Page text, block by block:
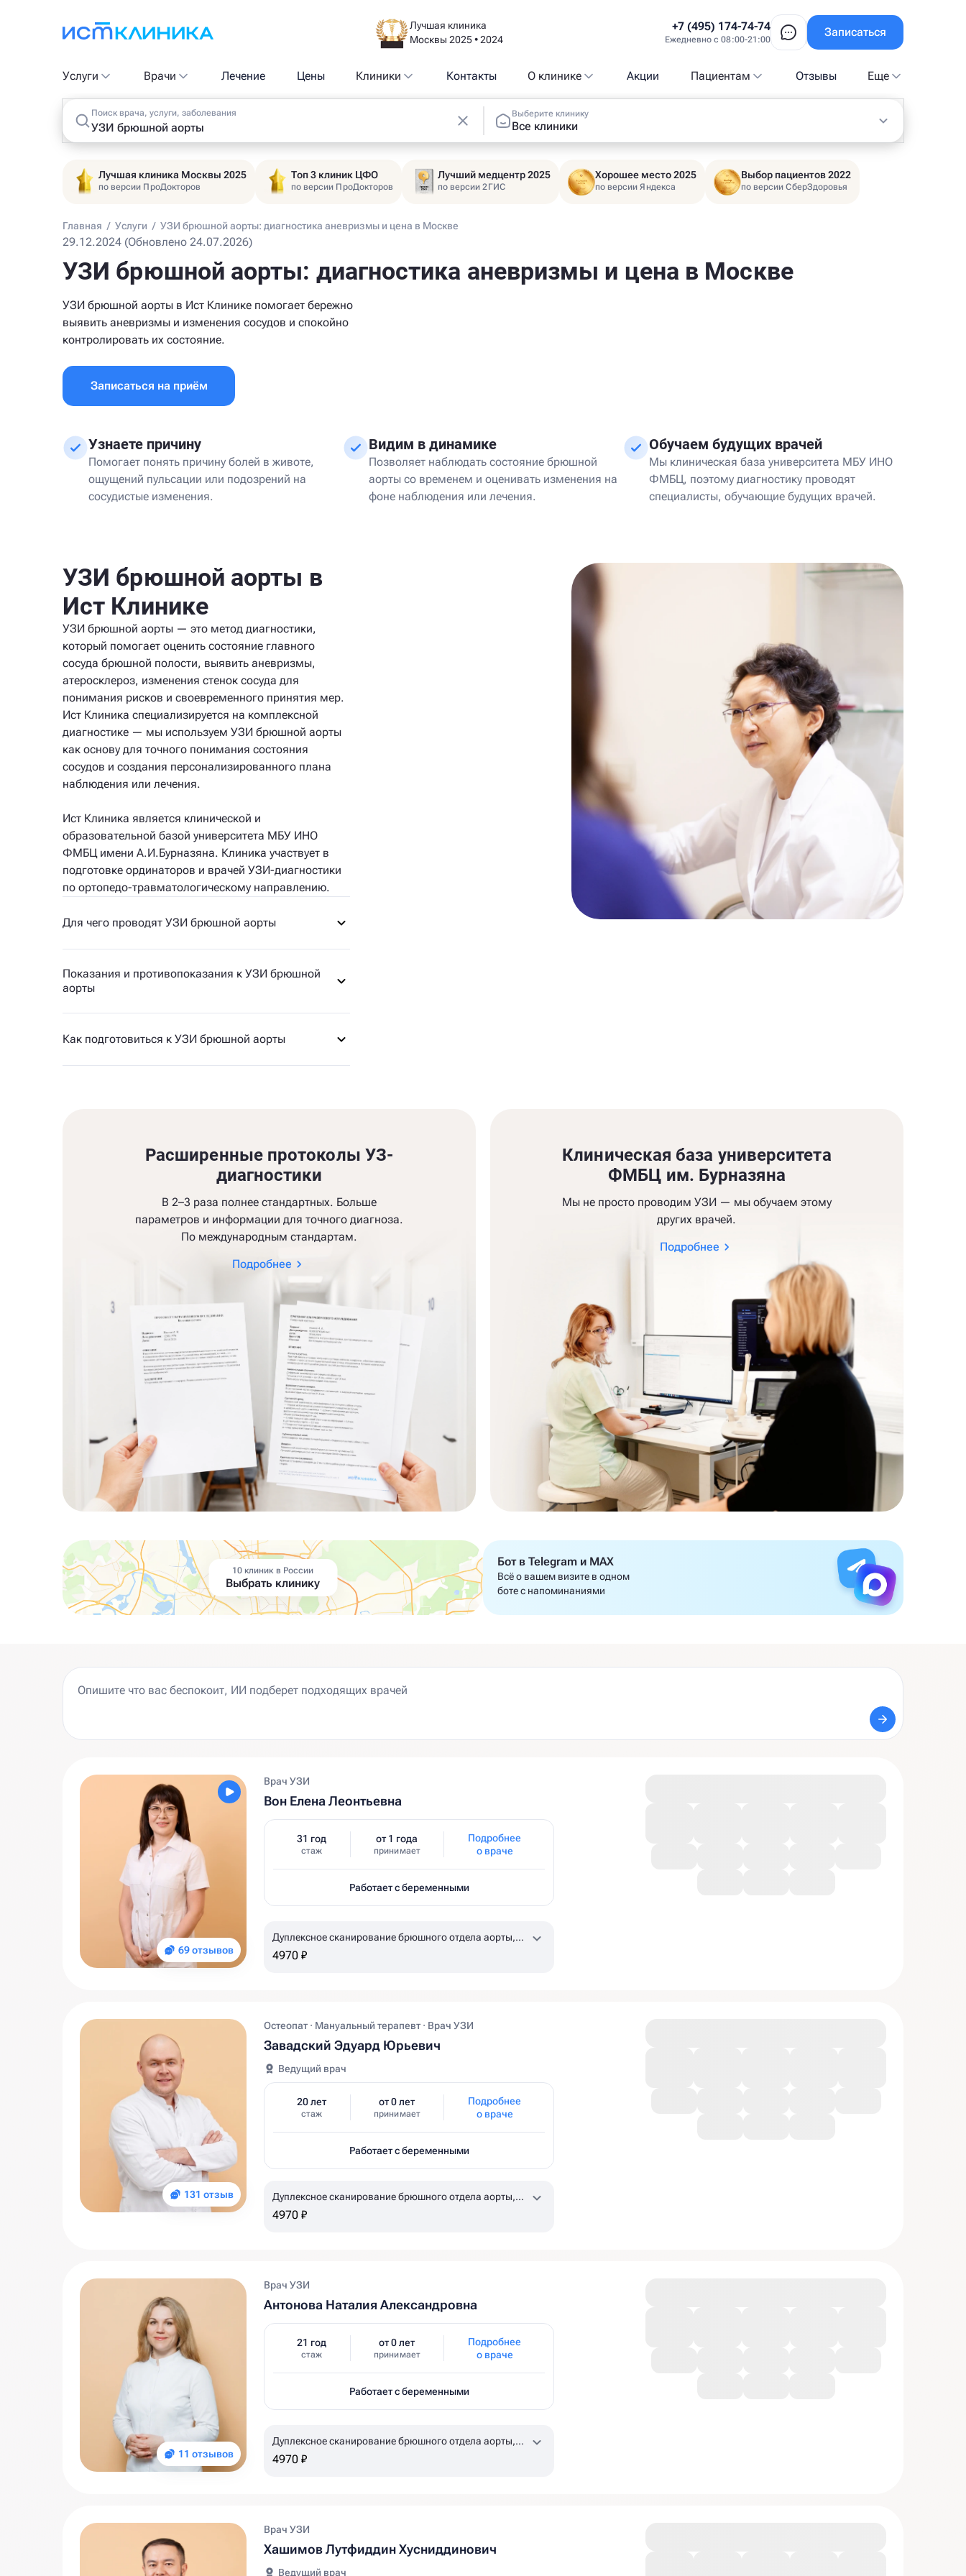
Лучшая клиника
Москвы 2025 • 2024
+7 (495) 174-74-74
Ежедневно с 08:00-21:00
Записаться
Услуги Врачи Лечение Цены Клиники Контакты О клинике Акции Пациентам Отзывы Еще
Поиск врача, услуги, заболевания Выберите клинику
Все клиники
Лучшая клиника Москвы 2025
по версии ПроДокторов
Топ 3 клиник ЦФО
по версии ПроДокторов
Лучший медцентр 2025
по версии 2ГИС
Хорошее место 2025
по версии Яндекса
Выбор пациентов 2022
по версии СберЗдоровья
Главная / Услуги / УЗИ брюшной аорты: диагностика аневризмы и цена в Москве
29.12.2024 (Обновлено 24.07.2026)
УЗИ брюшной аорты: диагностика аневризмы и цена в Москве
УЗИ брюшной аорты в Ист Клинике помогает бережно
выявить аневризмы и изменения сосудов и спокойно
контролировать их состояние.
Записаться на приём
Узнаете причину
Помогает понять причину болей в животе,
ощущений пульсации или подозрений на
сосудистые изменения.
Видим в динамике
Позволяет наблюдать состояние брюшной
аорты со временем и оценивать изменения на
фоне наблюдения или лечения.
Обучаем будущих врачей
Мы клиническая база университета МБУ ИНО
ФМБЦ, поэтому диагностику проводят
специалисты, обучающие будущих врачей.
УЗИ брюшной аорты в
Ист Клинике
УЗИ брюшной аорты — это метод диагностики,
который помогает оценить состояние главного
сосуда брюшной полости, выявить аневризмы,
атеросклероз, изменения стенок сосуда для
понимания рисков и своевременного принятия мер.
Ист Клиника специализируется на комплексной
диагностике — мы используем УЗИ брюшной аорты
как основу для точного понимания состояния
сосудов и создания персонализированного плана
наблюдения или лечения.
Ист Клиника является клинической и
образовательной базой университета МБУ ИНО
ФМБЦ имени А.И.Бурназяна. Клиника участвует в
подготовке ординаторов и врачей УЗИ-диагностики
по ортопедо-травматологическому направлению.
Для чего проводят УЗИ брюшной аорты
Показания и противопоказания к УЗИ брюшной
аорты
Как подготовиться к УЗИ брюшной аорты
Расширенные протоколы УЗ-
диагностики
В 2–3 раза полнее стандартных. Больше
параметров и информации для точного диагноза.
По международным стандартам.
Подробнее
Клиническая база университета
ФМБЦ им. Бурназяна
Мы не просто проводим УЗИ — мы обучаем этому
других врачей.
Подробнее
10 клиник в России
Выбрать клинику
Бот в Telegram и MAX
Всё о вашем визите в одном
боте с напоминаниями
69 отзывов
Врач УЗИ
Вон Елена Леонтьевна
31 год
стаж
от 1 года
принимает
Подробнее
о враче
Работает с беременными
Дуплексное сканирование брюшного отдела аорты,
подвздошных и общих бедренных артерий
4970 ₽
131 отзыв
Остеопат · Мануальный терапевт · Врач УЗИ
Завадский Эдуард Юрьевич
Ведущий врач
20 лет
стаж
от 0 лет
принимает
Подробнее
о враче
Работает с беременными
Дуплексное сканирование брюшного отдела аорты,
подвздошных и общих бедренных артерий
4970 ₽
11 отзывов
Врач УЗИ
Антонова Наталия Александровна
21 год
стаж
от 0 лет
принимает
Подробнее
о враче
Работает с беременными
Дуплексное сканирование брюшного отдела аорты,
подвздошных и общих бедренных артерий
4970 ₽
Врач УЗИ
Хашимов Лутфиддин Хусниддинович
Ведущий врач